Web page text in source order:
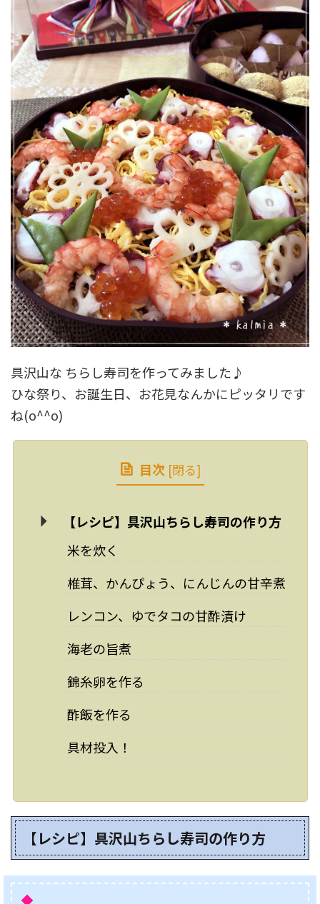
具沢山な ちらし寿司を作ってみました♪
ひな祭り、お誕生日、お花見なんかにピッタリです
ね(o^^o)
目次 [閉る]
【レシピ】具沢山ちらし寿司の作り方
米を炊く
椎茸、かんぴょう、にんじんの甘辛煮
レンコン、ゆでタコの甘酢漬け
海老の旨煮
錦糸卵を作る
酢飯を作る
具材投入！
【レシピ】具沢山ちらし寿司の作り方